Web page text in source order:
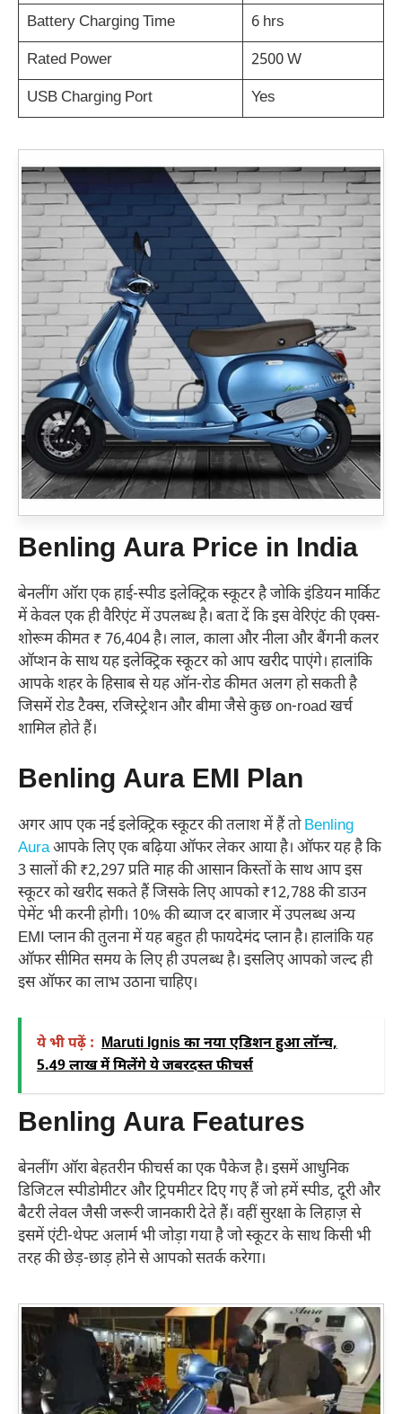
Battery Charging Time
6 hrs
Rated Power
2500 W
USB Charging Port
Yes
Benling Aura Price in India
बेनलींग ऑरा एक हाई-स्पीड इलेक्ट्रिक स्कूटर है जोकि इंडियन मार्किट
में केवल एक ही वैरिएंट में उपलब्ध है। बता दें कि इस वेरिएंट की एक्स-
शोरूम कीमत ₹ 76,404 है। लाल, काला और नीला और बैंगनी कलर
ऑप्शन के साथ यह इलेक्ट्रिक स्कूटर को आप खरीद पाएंगे। हालांकि
आपके शहर के हिसाब से यह ऑन-रोड कीमत अलग हो सकती है
जिसमें रोड टैक्स, रजिस्ट्रेशन और बीमा जैसे कुछ on-road खर्च
शामिल होते हैं।
Benling Aura EMI Plan
अगर आप एक नई इलेक्ट्रिक स्कूटर की तलाश में हैं तोBenling
Auraआपके लिए एक बढ़िया ऑफर लेकर आया है। ऑफर यह है कि
3 सालों की ₹2,297 प्रति माह की आसान किस्तों के साथ आप इस
स्कूटर को खरीद सकते हैं जिसके लिए आपको ₹12,788 की डाउन
पेमेंट भी करनी होगी। 10% की ब्याज दर बाजार में उपलब्ध अन्य
EMI प्लान की तुलना में यह बहुत ही फायदेमंद प्लान है। हालांकि यह
ऑफर सीमित समय के लिए ही उपलब्ध है। इसलिए आपको जल्द ही
इस ऑफर का लाभ उठाना चाहिए।
ये भी पढ़ें : Maruti Ignis का नया एडिशन हुआ लॉन्च,
5.49 लाख में मिलेंगे ये जबरदस्त फीचर्स
Benling Aura Features
बेनलींग ऑरा बेहतरीन फीचर्स का एक पैकेज है। इसमें आधुनिक
डिजिटल स्पीडोमीटर और ट्रिपमीटर दिए गए हैं जो हमें स्पीड, दूरी और
बैटरी लेवल जैसी जरूरी जानकारी देते हैं। वहीं सुरक्षा के लिहाज़ से
इसमें एंटी-थेफ्ट अलार्म भी जोड़ा गया है जो स्कूटर के साथ किसी भी
तरह की छेड़-छाड़ होने से आपको सतर्क करेगा।